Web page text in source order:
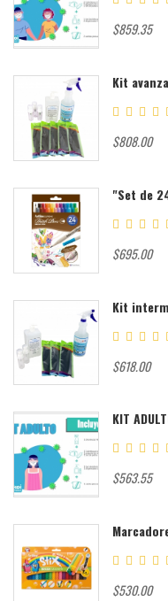
$859.35
Kit
$808.00
"Set de
$695.00
Kit
$618.00
KIT
$563.55
$530.00